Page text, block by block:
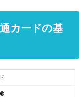
カードの基